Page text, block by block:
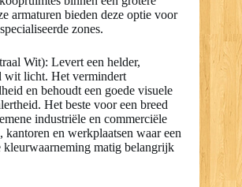
armaturen bieden deze optie voor
zones.
Wit): Levert een helder,
wit licht. Het vermindert
en behoudt een goede visuele
Het beste voor een breed
industriële en commerciële
kantoren en werkplaatsen waar een
kleurwaarneming matig belangrijk